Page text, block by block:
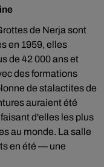
de Nerja sont
en 1959, elles
de 42 000 ans et
des formations
de stalactites de
auraient été
d'elles les plus
au monde. La salle
en été — une